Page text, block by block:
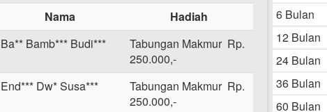
Nama
Hadiah
Ba** Bamb*** Budi***
Tabungan Makmur Rp.
250.000,-
End*** Dw* Susa***
Tabungan Makmur Rp.
250.000,-
06-05-2025
6 Bulan
12 Bulan
24 Bulan
36 Bulan
60 Bulan